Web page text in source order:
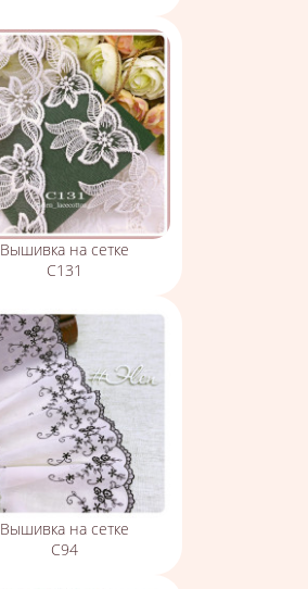
Вышивка на сетке
С131
Вышивка на сетке
С94